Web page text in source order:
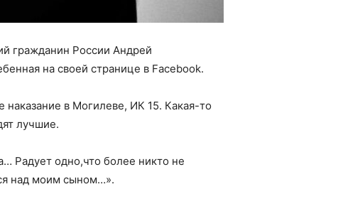
гражданин России Андрей
на своей странице в Facebook.
в Могилеве, ИК 15. Какая-то
лучшие.
Радует одно,что более никто не
над моим сыном…».